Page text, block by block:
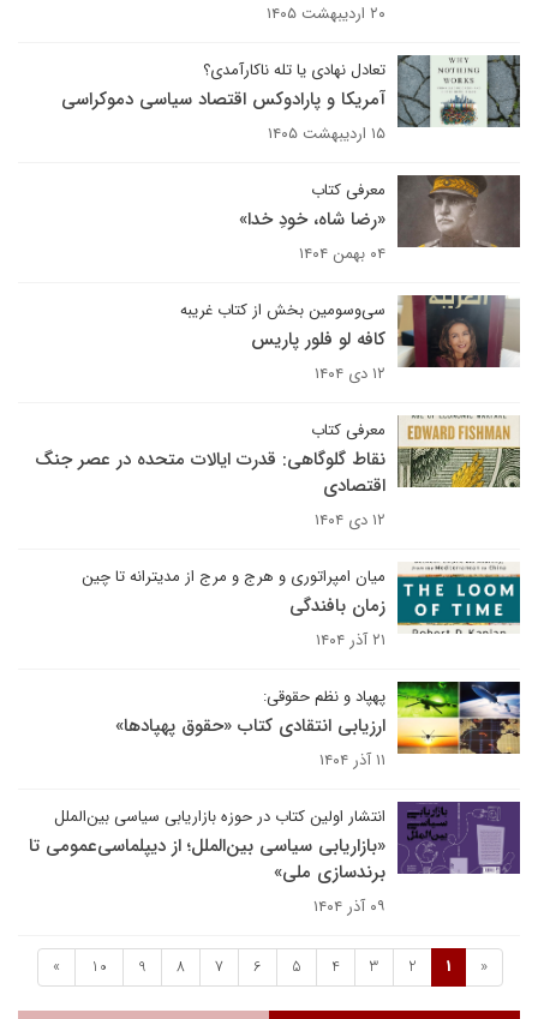
۲۰ اردیبهشت ۱۴۰۵
تعادل نهادی یا تله ناکارآمدی؟
آمریکا و پارادوکس اقتصاد سیاسی دموکراسی
۱۵ اردیبهشت ۱۴۰۵
معرفی کتاب
«رضا شاه، خودِ خدا»
۰۴ بهمن ۱۴۰۴
سی‌وسومین بخش از کتاب غریبه
کافه لو فلور پاریس
۱۲ دی ۱۴۰۴
معرفی کتاب
نقاط گلوگاهی: قدرت ایالات متحده در عصر جنگ
اقتصادی
۱۲ دی ۱۴۰۴
میان امپراتوری و هرج و مرج از مدیترانه تا چین
زمان بافندگی
۲۱ آذر ۱۴۰۴
پهپاد و نظم حقوقی:
ارزیابی انتقادی کتاب «حقوق پهپادها»
۱۱ آذر ۱۴۰۴
انتشار اولین کتاب در حوزه بازاریابی سیاسی بین‌الملل
«بازاریابی سیاسی بین‌الملل؛ از دیپلماسی‌عمومی تا
برندسازی ملی»
۰۹ آذر ۱۴۰۴
«
1
2
3
4
5
6
7
8
9
10
»